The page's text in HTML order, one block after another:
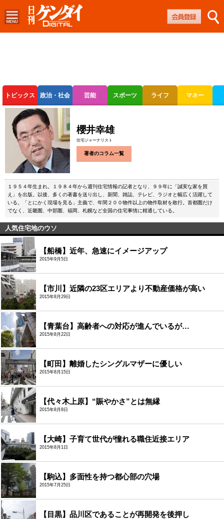
トピックス 政治・社会 芸能 スポーツ ライフ マネー
ボートレース
櫻井幸雄
住宅ジャーナリスト
著者のコラム一覧
１９５４年生まれ。１９８４年から週刊住宅情報の記者となり、９９年に「誠実な家を買
え」を出版。以後、多くの著書を送り出し、新聞、雑誌、テレビ、ラジオと幅広く活躍して
いる。「とにかく現場を見る」主義で、年間２００物件以上の物件取材を敢行。首都圏だけ
でなく、近畿圏、中部圏、福岡、札幌など全国の住宅事情に精通している。
人気住宅地のウソ
【船橋】近年、急速にイメージアップ
2015年9月5日
【市川】近隣の23区エリアより不動産価格が高い
2015年8月29日
【青葉台】高齢者への対応が進んでいるが…
2015年8月22日
【町田】離婚したシングルマザーに優しい
2015年8月15日
【代々木上原】“賑やかさ”とは無縁
2015年8月8日
【大崎】子育て世代が憧れる職住近接エリア
2015年8月1日
【駒込】多面性を持つ都心部の穴場
2015年7月25日
【目黒】品川区であることが再開発を後押し